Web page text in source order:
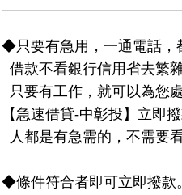
◆只要有急用，一通電話，
【急速借貸-中彰投】立即
◆條件符合者即可立即撥款。